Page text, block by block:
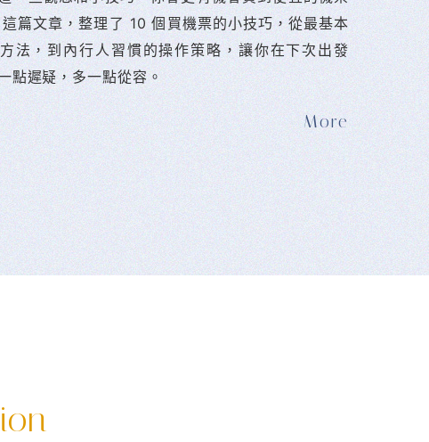
篇文章，整理了 10 個買機票的小技巧，從最基本
法，到內行人習慣的操作策略，讓你在下次出發
點遲疑，多一點從容。